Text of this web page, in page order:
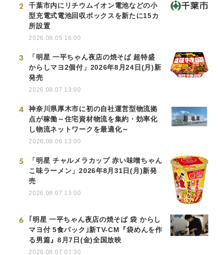
2
千葉市内にリチウムイオン電池などの小
型充電式電池回収ボックスを新たに15カ
所設置
2026.08.05 16:00
3
「明星 一平ちゃん夜店の焼そば 超特盛
からしマヨ2個付」2026年8月24日(月)新
発売
2026.08.07 13:00
4
神奈川県厚木市に初の自社運営型物流拠
点が稼働～住宅資材物流を集約・効率化
し物流ネットワークを最適化～
2026.08.06 13:00
5
「明星 チャルメラカップ 赤い味噌ちゃん
こ味ラーメン」2026年8月31日(月)新発
売
2026.08.07 13:00
6
｢明星 一平ちゃん夜店の焼そば 袋 からし
マヨ付 5食パック｣新TV-CM『袋めんを作
る男篇』8月7日(金)全国放映
2026.08.07 07:30